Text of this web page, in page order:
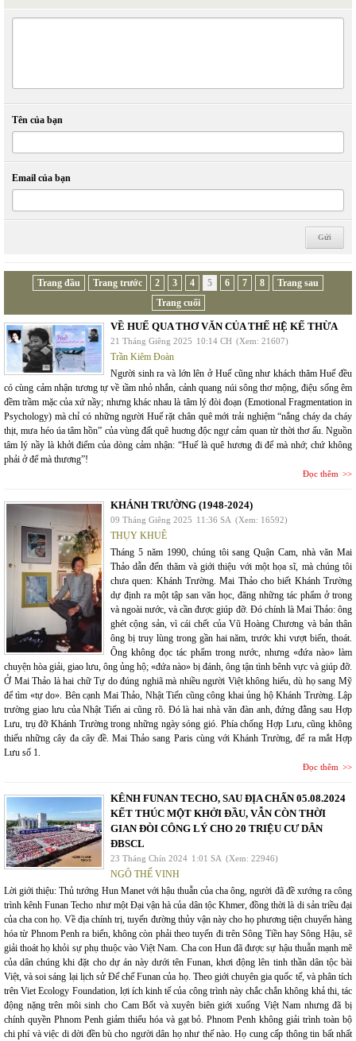
Tên của bạn
Email của bạn
Trang đầu Trang trước 2 3 4 5 6 7 8
Trang sau
Trang cuối
VỀ HUẾ QUA THƠ VĂN CỦA THẾ HỆ KẾ THỪA
21 Tháng Giêng 2025 10:14 CH (Xem: 21607)
Trần Kiêm Đoàn
Người sinh ra và lớn lên ở Huế cũng như khách thăm Huế đều
có cùng cảm nhận tương tự về tầm nhỏ nhắn, cảnh quang núi sông thơ mộng, điệu sống êm
đềm trầm mặc của xứ nầy; nhưng khác nhau là tâm lý đòi đoạn (Emotional Fragmentation in
Psychology) mà chỉ có những người Huế rặt chân quê mới trải nghiệm “nắng cháy da cháy
thịt, mưa héo úa tâm hồn” của vùng đất quê huơng độc ngự cảm quan từ thời thơ ấu. Nguồn
tâm lý nầy là khởi điểm của dòng cảm nhận: “Huế là quê hương đi để mà nhớ; chứ không
phải ở để mà thương”!
Đọc thêm
KHÁNH TRƯỜNG (1948-2024)
09 Tháng Giêng 2025 11:36 SA (Xem: 16592)
THỤY KHUÊ
Tháng 5 năm 1990, chúng tôi sang Quận Cam, nhà văn Mai
Thảo dẫn đến thăm và giới thiệu với một họa sĩ, mà chúng tôi
chưa quen: Khánh Trường. Mai Thảo cho biết Khánh Trường
dự định ra một tập san văn học, đăng những tác phẩm ở trong
và ngoài nước, và cần được giúp đỡ. Đó chính là Mai Thảo: ông
ghét cộng sản, vì cái chết của Vũ Hoàng Chương và bản thân
ông bị truy lùng trong gần hai năm, trước khi vượt biển, thoát.
Ông không đọc tác phẩm trong nước, nhưng «đứa nào» làm
chuyện hòa giải, giao lưu, ông ủng hộ; «đứa nào» bị đánh, ông tận tình bênh vực và giúp đỡ.
Ở Mai Thảo là hai chữ Tự do đúng nghiã mà nhiều người Việt không hiểu, dù họ sang Mỹ
để tìm «tự do». Bên cạnh Mai Thảo, Nhật Tiến cũng công khai ủng hộ Khánh Trường. Lập
trường giao lưu của Nhật Tiến ai cũng rõ. Đó là hai nhà văn đàn anh, đứng đằng sau Hợp
Lưu, trụ đỡ Khánh Trường trong những ngày sóng gió. Phía chống Hợp Lưu, cũng không
thiếu những cây đa cây đề. Mai Thảo sang Paris cùng với Khánh Trường, để ra mắt Hợp
Lưu số 1.
Đọc thêm
KÊNH FUNAN TECHO, SAU ĐỊA CHẤN 05.08.2024
KẾT THÚC MỘT KHỞI ĐẦU, VẪN CÒN THỜI
GIAN ĐÒI CÔNG LÝ CHO 20 TRIỆU CƯ DÂN
ĐBSCL
23 Tháng Chín 2024 1:01 SA (Xem: 22946)
NGÔ THẾ VINH
Lời giới thiệu: Thủ tướng Hun Manet với hậu thuẫn của cha ông, người đã đề xướng ra công
trình kênh Funan Techo như một Đại vận hà của dân tộc Khmer, đồng thời là di sản triều đại
của cha con họ. Về địa chính trị, tuyến đường thủy vận này cho họ phương tiện chuyển hàng
hóa từ Phnom Penh ra biển, không còn phải theo tuyến đi trên Sông Tiền hay Sông Hậu, sẽ
giải thoát họ khỏi sự phụ thuộc vào Việt Nam. Cha con Hun đã được sự hậu thuẫn mạnh mẽ
của dân chúng khi đặt cho dự án này dưới tên Funan, khơi động lên tinh thần dân tộc bài
Việt, và soi sáng lại lịch sử Đế chế Funan của họ. Theo giới chuyên gia quốc tế, và phân tích
trên Viet Ecology Foundation, lợi ích kinh tế của công trình này chắc chắn không khả thi, tác
động nặng trên môi sinh cho Cam Bốt và xuyên biên giới xuống Việt Nam nhưng đã bị
chính quyền Phnom Penh giảm thiểu hóa và gạt bỏ. Phnom Penh không giải trình toàn bộ
chi phí và việc di dời đền bù cho người dân họ như thế nào. Họ cung cấp thông tin bất nhất